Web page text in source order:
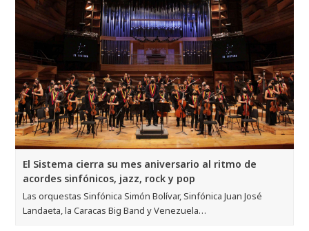
El Sistema cierra su mes aniversario al ritmo de
acordes sinfónicos, jazz, rock y pop
Las orquestas Sinfónica Simón Bolívar, Sinfónica Juan José
Landaeta, la Caracas Big Band y Venezuela…